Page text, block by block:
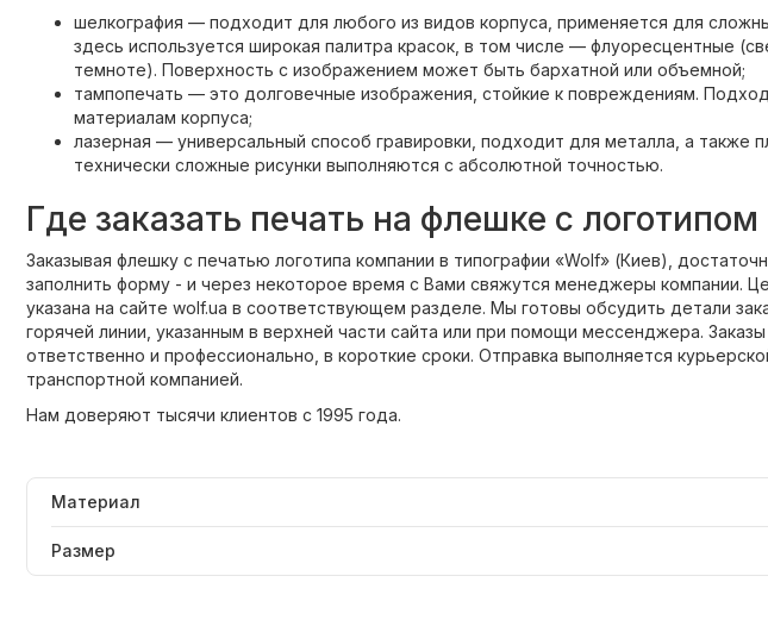
шелкография — подходит для любого из видов корпуса, применяется для
здесь используется широкая палитра красок, в том числе — флуоресцентные
темноте). Поверхность с изображением может быть бархатной или объемной;
тампопечать — это долговечные изображения, стойкие к повреждениям.
материалам корпуса;
лазерная — универсальный способ гравировки, подходит для металла, а также
технически сложные рисунки выполняются с абсолютной точностью.
Где заказать печать на флешке с логотипом
Заказывая флешку с печатью логотипа компании в типографии «Wolf» (Киев),
заполнить форму - и через некоторое время с Вами свяжутся менеджеры компании.
указана на сайте wolf.ua в соответствующем разделе. Мы готовы обсудить детали
горячей линии, указанным в верхней части сайта или при помощи мессенджера.
ответственно и профессионально, в короткие сроки. Отправка выполняется
транспортной компанией.
Нам доверяют тысячи клиентов с 1995 года.
Материал
Размер